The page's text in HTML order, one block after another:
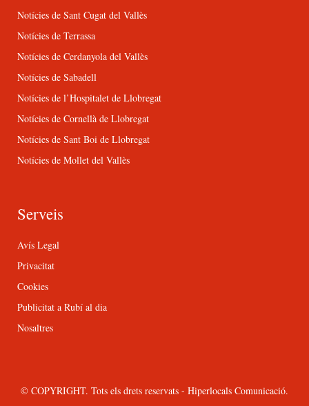
Notícies de Sant Cugat del Vallès
Notícies de Terrassa
Notícies de Cerdanyola del Vallès
Notícies de Sabadell
Notícies de l’Hospitalet de Llobregat
Notícies de Cornellà de Llobregat
Notícies de Sant Boi de Llobregat
Notícies de Mollet del Vallès
Serveis
Avís Legal
Privacitat
Cookies
Publicitat a Rubí al dia
Nosaltres
© COPYRIGHT. Tots els drets reservats - Hiperlocals Comunicació.